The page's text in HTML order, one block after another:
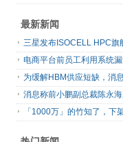
最新新闻
「1000万」的竹知了，下